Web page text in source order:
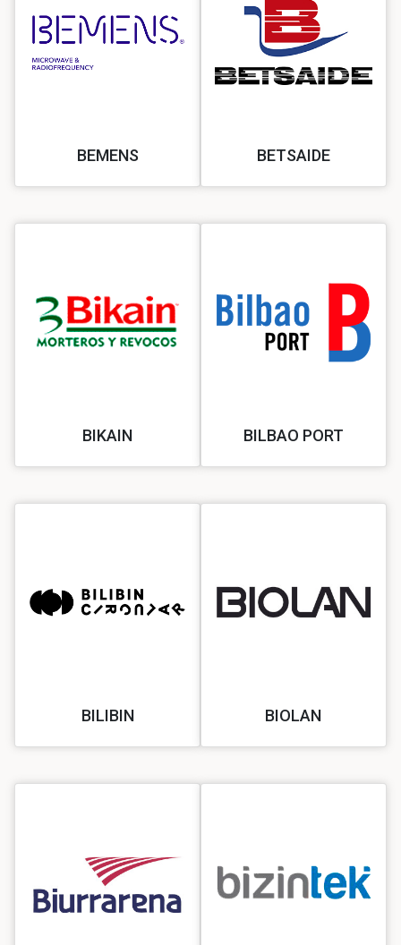
BEMENS BETSAIDE
BIKAIN BILBAO PORT
BILIBIN BIOLAN